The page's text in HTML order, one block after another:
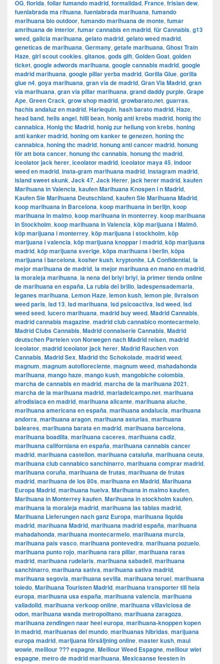
OG, florida, follar fumando madrid, formalidad, France, frisian dew,
fuenlabrada ma rihuana, fuenlabrada marihuana, fumando
marihuana bio outdoor, fumando marihuana de monte, fumar
amrihuana de interior, fumar cannabis en madrid, für Cannabis, g13
weed, galicia marihuana, gelato madrid, gelato weed madrid,
geneticas de marihuana, Germany, getafe marihuana, Ghost Train
Haze, girl scout cookies, gitanos, gods gift, Golden Goat, golden
ticket, google adwords marihuana, google cannabis madrid, google
madrid marihuana, google pillar yerba madrid, Gorilla Glue, gorilla
glue n4, goya marihuana, gran via de madrid, ​​Gran Via Madrid, gran
via marihuana, gran via pillar marihuana, grand daddy purple, Grape
Ape, Green Crack, grow shop madrid, growbarato.net, guarras,
hachis andaluz en madrid, Harlequin, hash barato madrid, Haze,
head band, hells angel, hilli bean, honig anti krebs madrid, honig thc
cannabica, Honig thc Madrid, honig zur heilung von krebs, honing
anti kanker madrid, honing om kanker te genezen, honing thc
cannabica, honing thc madrid, honung anti cancer madrid, honung
för att bota cancer, honung thc cannabis, honung thc madrid,
iceolator jack herer, iceolator madrid, iceolator maya 45, indoor
weed en madrid, insta-gram marihuana madrid, instagram madrid,
island sweet skunk, Jack 47, Jack Herer, jack herer madrid, kaufen
Marihuana in Valencia, kaufen Marihuana Knospen i n Madrid,
Kaufen Sie Marihuana Deutschland, kaufen Sie Marihuana Madrid,
koop marihuana in Barcelona, koop marihuana in berlijn, koop
marihuana in malmo, koop marihuana in monterrey, koop marihuana
in Stockholm, ​​koop marihuana in Valencia, köp marijuana i Malmö,
köp marijuana i monterrey, köp marijuana i stockholm, ​​köp
marijuana i valencia, köp marijuana knoppar i madrid, köp marijuana
madrid, köp marijuana sverige, köpa marihuana i berlin, köpa
marijuana i barcelona, kosher kush, kryptonite, LA Confidential, la
mejor marihuana de madrid, la mejor marihuana en mano en madrid,
la moraleja marihuana, la nena del briyi briyi, la primer tienda online
de marihuana en españa, La rubia del brillo, ladespensademaria,
leganes marihuana, Lemon Haze, lemon kush, lemon pie, livraison
weed paris, lsd 13, lsd marihuana, lsd psicoactiva, lsd weed, lsd
weed seed, lucero marihuana, madrid buy weed, Madrid Cannabis,
madrid cannabis magazine, madrid club cannabico montecarmelo,
Madrid Clubs Cannabis, Madrid connaiserie Cannabis, Madrid
deutschen Parteien von Norwegen nach Madrid reisen, madrid
iceolator, madrid iceolator jack herer, Madrid Rauchen von
Cannabis, Madrid Sex, Madrid thc Schokolade, madrid weed,
magnum, magnum autofloreciente, magnum weed, mahadahonda
marihuana, mango haze, mango kush, mangobiche colombia,
marcha de cannabis en madrid, marcha de la marihuana 2021,
marcha de la marihuana madrid, mariadelcampo.net, marihuana
afrodisiaca en madrid, marihuana alicante, marihuana aluche,
marihuana americana en españa, marihuana andalucia, marihuana
andorra, marihuana aragon, marihuana asturias, marihuana
baleares, marihuana barata en madrid, marihuana barcelona,
marihuana boadilla, marihuana caceres, marihuana cadiz,
marihuana californiana en españa, marihuana cannabis cancer
madrid, marihuana castellon, marihuana cataluña, marihuana ceuta,
marihuana club cannabico sanchinarro, marihuana comprar madrid,
marihuana coruña, marihuana de frutas, marihuana de frutas
madrid, marihuana de los 80s, marihuana en Madrid, Marihuana
Europa Madrid, marihuana huelva, Marihuana in malmo kaufen,
Marihuana in Monterrey kaufen, Marihuana in stockholm kaufen,
marihuana la moraleja madrid, marihuana las tablas madrid,
Marihuana Lieferungen nach ganz Europa, marihuana liquida
madrid, marihuana Madrid, marihuana madrid españa, marihuana
mahadahonda, marihuana montecarmelo, marihuana murcia,
marihuana pais vasco, marihuana pontevedra, marihuana pozuelo,
marihuana punto rojo, marihuana rara pillar, marihuana raras
madrid, marihuana rudelaris, marihuana sabadell, marihuana
sanchinarro, marihuana sativa, marihuana sativa madrid,
marihuana segovia, marihuana sevilla, marihuana teruel, marihuana
toledo, Marihuana Touristen Madrid, marihuana transporter till hela
europa, marihuana usa españa, marihuana valencia, marihuana
valladolid, marihuana verkoop online, marihuana villaviciosa de
odon, marihuana wanda metropolitano, marihuana zaragoza,
marihuana zendingen naar heel europa, marihuana-knoppen kopen
in madrid, marihuanas del mundo, marihuanas hibridas, marijuana
europa madrid, marijuana försäljning online, master kush, maui
wowie, meillour ??? espagne, Meillour Weed Espagne, meillour wiet
espagne, metro de madrid marihuana, Mexicaanse feesten in